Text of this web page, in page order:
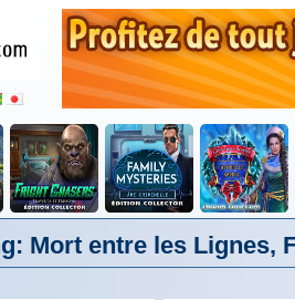
Mort entre les Lignes,